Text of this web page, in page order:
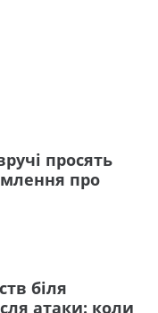
просять
про
біля
атаки: коли